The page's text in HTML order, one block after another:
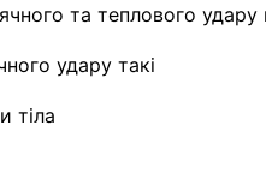
та теплового
удару такі
тіла